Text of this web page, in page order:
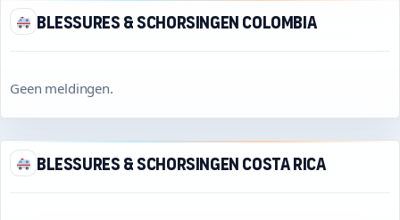
Blessures & schorsingen Colombia
Geen meldingen.
Blessures & schorsingen Costa Rica